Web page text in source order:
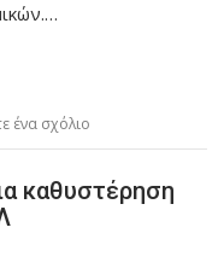
ένα σχόλιο
καθυστέρηση